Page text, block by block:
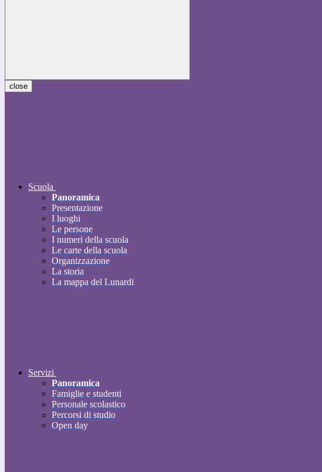
close
Scuola
Panoramica
Presentazione
I luoghi
Le persone
I numeri della scuola
Le carte della scuola
Organizzazione
La storia
La mappa del Lunardi
Servizi
Panoramica
Famiglie e studenti
Personale scolastico
Percorsi di studio
Open day